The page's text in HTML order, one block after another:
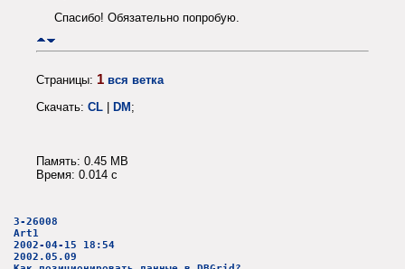
Спасибо! Обязательно попробую.
Страницы: 1 вся ветка
Скачать: CL | DM;
Память: 0.45 MB
Время: 0.014 c
3-26008
Art1
2002-04-15 18:54
2002.05.09